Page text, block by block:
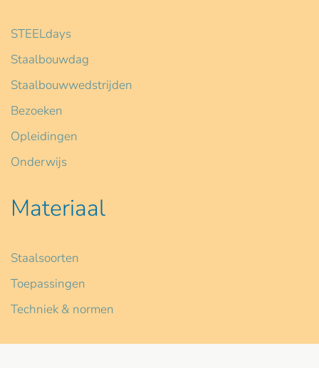
STEELdays
Staalbouwdag
Staalbouwwedstrijden
Bezoeken
Opleidingen
Onderwijs
Materiaal
Staalsoorten
Toepassingen
Techniek & normen